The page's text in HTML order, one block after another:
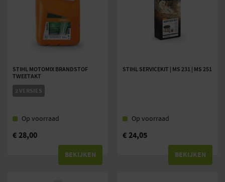
STIHL MOTOMIX BRANDSTOF
TWEETAKT
2 VERSIES
Op voorraad
€28,00
BEKIJKEN
STIHL SERVICEKIT | MS 231 | MS 251
Op voorraad
€24,05
BEKIJKEN